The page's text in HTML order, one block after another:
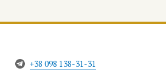
+38 098 138-31-31